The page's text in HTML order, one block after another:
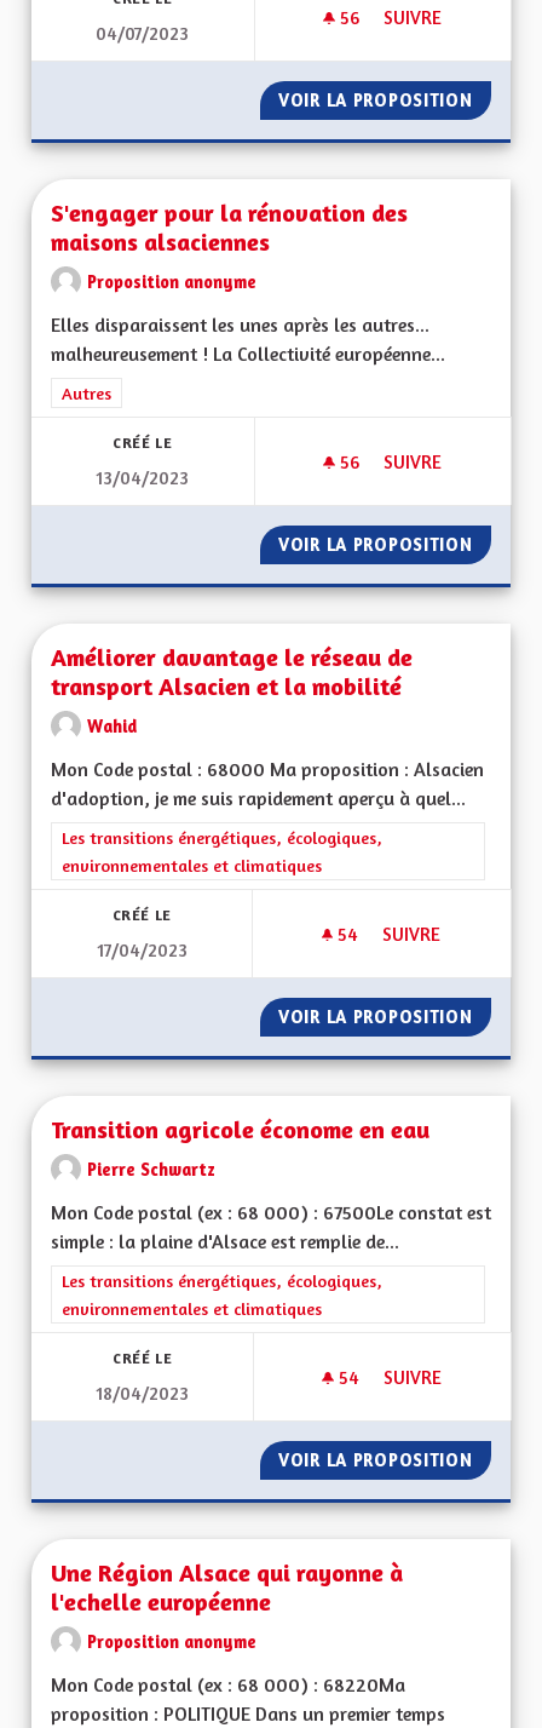
04/07/2023
56 56 ABONNÉS
SUIVRE
VOIR LA PROPOSITION
S'engager pour la rénovation des
maisons alsaciennes
Proposition anonyme
Elles disparaissent les unes après les autres...
malheureusement ! La Collectivité européenne...
Filtrer les résultats de la catégorie : Autres
Autres
CRÉÉ LE
13/04/2023
56 56 ABONNÉS
SUIVRE
VOIR LA PROPOSITION
Améliorer davantage le réseau de
transport Alsacien et la mobilité
Wahid
Mon Code postal : 68000 Ma proposition : Alsacien
d'adoption, je me suis rapidement aperçu à quel...
Filtrer les résultats de la catégorie : Les transitions
Les transitions énergétiques, écologiques,
environnementales et climatiques
CRÉÉ LE
17/04/2023
54 54 ABONNÉS
SUIVRE
VOIR LA PROPOSITION
Transition agricole économe en eau
Pierre Schwartz
Mon Code postal (ex : 68 000) : 67500Le constat est
simple : la plaine d'Alsace est remplie de...
Filtrer les résultats de la catégorie : Les transitions
Les transitions énergétiques, écologiques,
environnementales et climatiques
CRÉÉ LE
18/04/2023
54 54 ABONNÉS
SUIVRE
VOIR LA PROPOSITION
Une Région Alsace qui rayonne à
l'echelle européenne
Proposition anonyme
Mon Code postal (ex : 68 000) : 68220Ma
proposition : POLITIQUE Dans un premier temps